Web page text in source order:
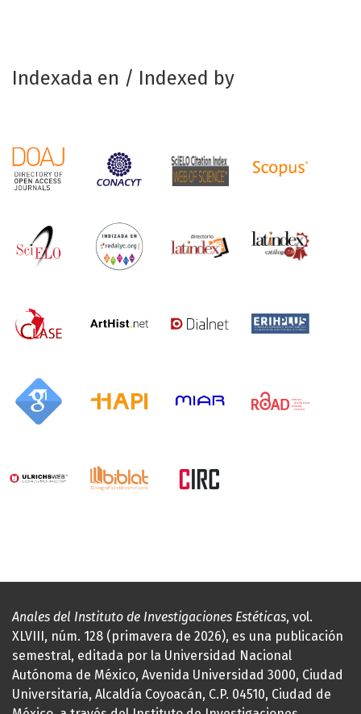
Indexada en / Indexed by
Anales del Instituto de Investigaciones Estéticas, vol.
XLVIII, núm. 128 (primavera de 2026), es una publicación
semestral, editada por la Universidad Nacional
Autónoma de México, Avenida Universidad 3000, Ciudad
Universitaria, Alcaldía Coyoacán, C.P. 04510, Ciudad de